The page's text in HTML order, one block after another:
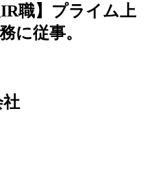
職】プライム上
に従事。